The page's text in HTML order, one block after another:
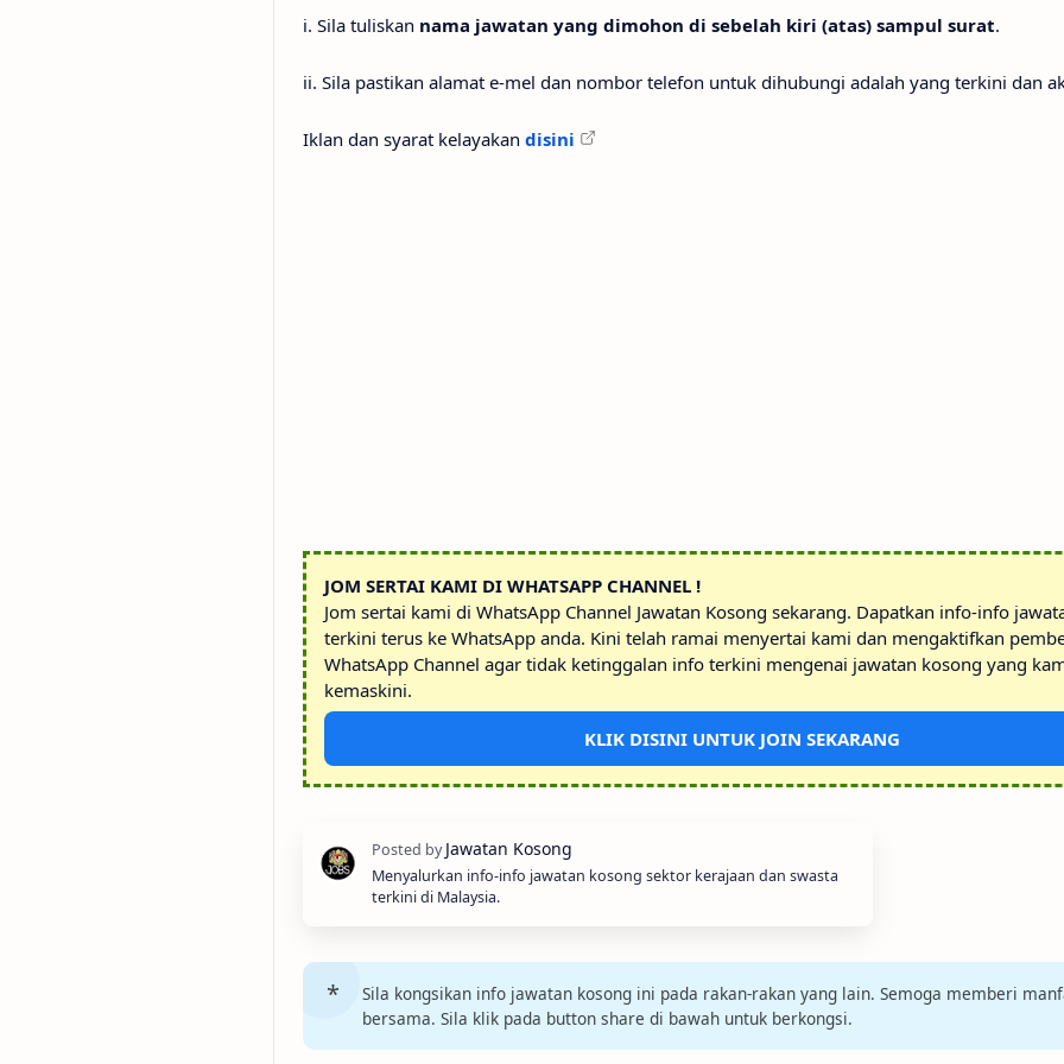
i. Sila tuliskan nama jawatan yang dimohon di sebelah kiri (atas) sampul surat.
ii. Sila pastikan alamat e-mel dan nombor telefon untuk dihubungi adalah yang terkini dan
Iklan dan syarat kelayakan disini
JOM SERTAI KAMI DI WHATSAPP CHANNEL !
Jom sertai kami di WhatsApp Channel Jawatan Kosong sekarang. Dapatkan info-info
terkini terus ke WhatsApp anda. Kini telah ramai menyertai kami dan mengaktifkan
WhatsApp Channel agar tidak ketinggalan info terkini mengenai jawatan kosong yang
kemaskini.
KLIK DISINI UNTUK JOIN SEKARANG
Menyalurkan info-info jawatan kosong sektor kerajaan dan swasta
terkini di Malaysia.
Sila kongsikan info jawatan kosong ini pada rakan-rakan yang lain. Semoga memberi
bersama. Sila klik pada button share di bawah untuk berkongsi.